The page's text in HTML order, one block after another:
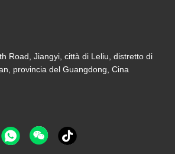
Road, Jiangyi, città di Leliu, distretto di
provincia del Guangdong, Cina